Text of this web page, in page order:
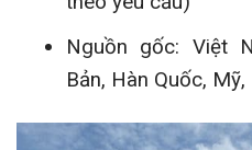
Nguồn gốc: Việt
Bản, Hàn Quốc,